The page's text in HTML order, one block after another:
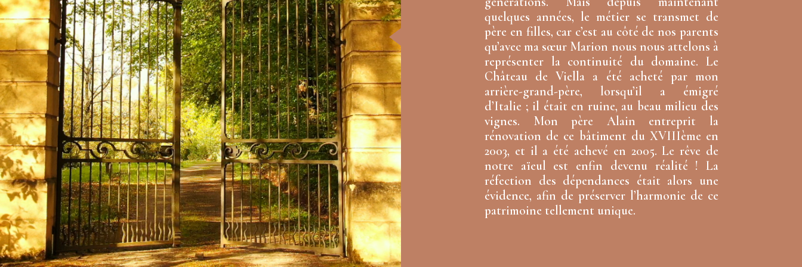
quelques années, le métier se transmet de
père en filles, car c’est au côté de nos parents
qu’avec ma sœur Marion nous nous attelons à
représenter la continuité du domaine. Le
Château de Viella a été acheté par mon
arrière-grand-père, lorsqu’il a émigré
d’Italie ; il était en ruine, au beau milieu des
vignes. Mon père Alain entreprit la
rénovation de ce bâtiment du XVIIIème en
2003, et il a été achevé en 2005. Le rêve de
notre aïeul est enfin devenu réalité ! La
réfection des dépendances était alors une
évidence, afin de préserver l’harmonie de ce
patrimoine tellement unique.